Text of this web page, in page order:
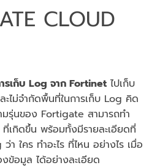
CLOUD
เก็บ Log จาก Fortinetไปเก็บ
ไม่จำกัดพื้นที่ในการเก็บ Log คิด
มรุ่นของ Fortigate สามารถทำ
เกิดขึ้น พร้อมทั้งมีรายละเอียดที่
า ใคร ทำอะไร ที่ไหน อย่างไร เมื่อ
ข้อมูล ได้อย่างละเอียด